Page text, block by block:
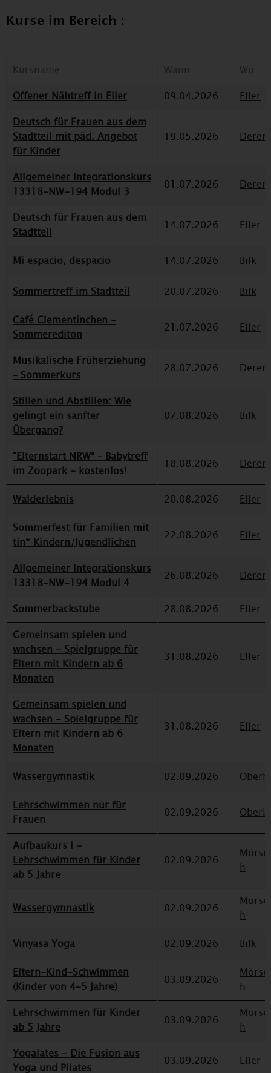
Kurse im Bereich :
Kursname Wann
Wo
Offener Nähtreff in Eller
09.04.2026
Eller
Deutsch für Frauen aus dem
Stadtteil mit päd. Angebot
für Kinder
19.05.2026
Allgemeiner Integrationskurs
13318-NW-194 Modul 3
01.07.2026
Deutsch für Frauen aus dem
Stadtteil
14.07.2026 Eller
Mi espacio, despacio 14.07.2026 Bilk
Sommertreff im Stadtteil 20.07.2026
Bilk
Café Clementinchen -
Sommerediton
21.07.2026 Eller
Musikalische Früherziehung
– Sommerkurs
28.07.2026
Stillen und Abstillen: Wie
gelingt ein sanfter
Übergang?
07.08.2026 Bilk
"Elternstart NRW“ – Babytreff
im Zoopark - kostenlos!
18.08.2026
Walderlebnis 20.08.2026
Eller
Sommerfest für Familien mit
tin* Kindern/Jugendlichen
22.08.2026 Eller
Allgemeiner Integrationskurs
13318-NW-194 Modul 4
26.08.2026
Sommerbackstube 28.08.2026
Eller
Gemeinsam spielen und
wachsen - Spielgruppe für
Eltern mit Kindern ab 6
Monaten
31.08.2026 Eller
Gemeinsam spielen und
wachsen - Spielgruppe für
Eltern mit Kindern ab 6
Monaten
31.08.2026 Eller
Wassergymnastik 02.09.2026
Lehrschwimmen nur für
Frauen
02.09.2026
Aufbaukurs I -
Lehrschwimmen für Kinder
ab 5 Jahre
02.09.2026
h
Wassergymnastik 02.09.2026
h
Vinyasa Yoga
02.09.2026
Bilk
Eltern-Kind-Schwimmen
(Kinder von 4-5 Jahre)
03.09.2026
h
Lehrschwimmen für Kinder
ab 5 Jahre
03.09.2026
h
Yogalates - Die Fusion aus
Yoga und Pilates
03.09.2026 Eller